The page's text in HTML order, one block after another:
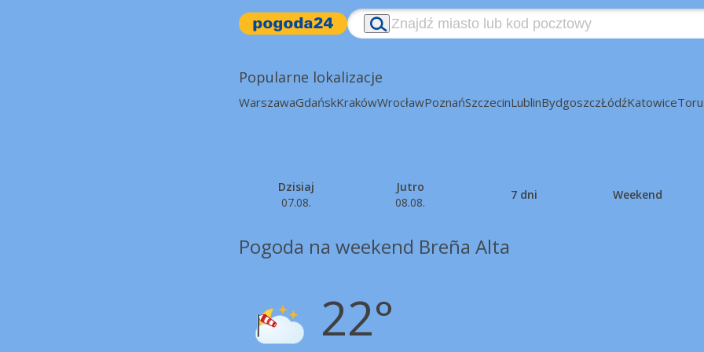
Popularne lokalizacje
WarszawaGdańskKrakówWrocławPoznańSzczecinLublinBydgoszczŁódźKatowice
Dzisiaj
07.08.
Jutro
08.08.
7 dni Weekend
Pogoda na weekend Breña Alta
22°